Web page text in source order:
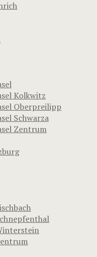
Kolkwitz
Oberpreilipp
Schwarza
Zentrum